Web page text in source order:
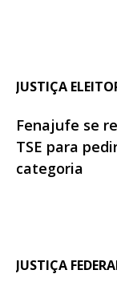
JUSTIÇA
Fenajufe se
TSE para
categoria
JUSTIÇA